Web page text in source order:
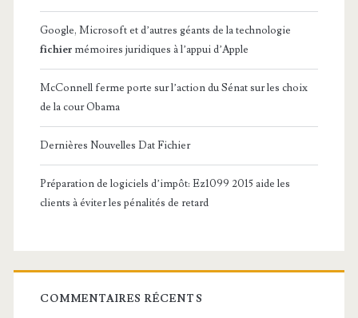
Google, Microsoft et d’autres géants de la technologie
fichier mémoires juridiques à l’appui d’Apple
McConnell ferme porte sur l’action du Sénat sur les choix
de la cour Obama
Dernières Nouvelles Dat Fichier
Préparation de logiciels d’impôt: Ez1099 2015 aide les
clients à éviter les pénalités de retard
COMMENTAIRES RÉCENTS